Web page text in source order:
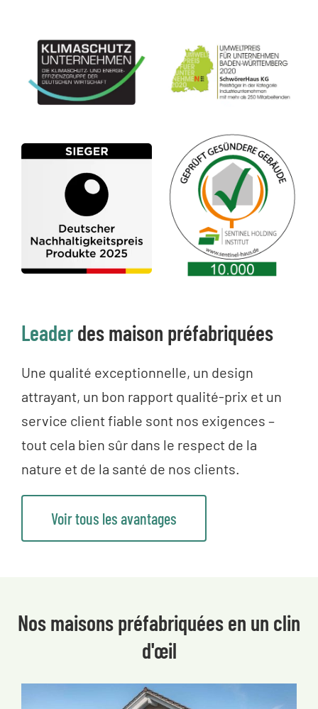
Leaderdes maison préfabriquées
Une qualité exceptionnelle, un design
attrayant, un bon rapport qualité-prix et un
service client fiable sont nos exigences –
tout cela bien sûr dans le respect de la
nature et de la santé de nos clients.
Voir tous les avantages
Nos maisons préfabriquées en un clin
d'œil